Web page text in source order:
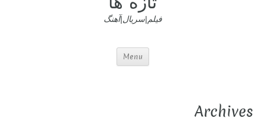
فیلم|سریال|آهنگ
Menu
Archives